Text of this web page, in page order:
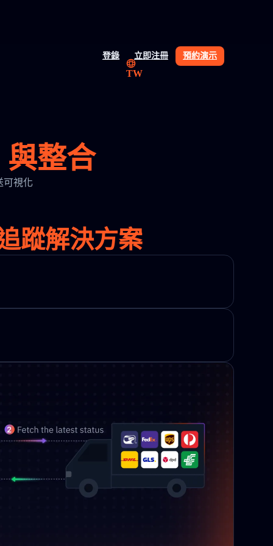
登錄 立即注冊 預約演示
TW
與整合
可視化
蹤解決方案